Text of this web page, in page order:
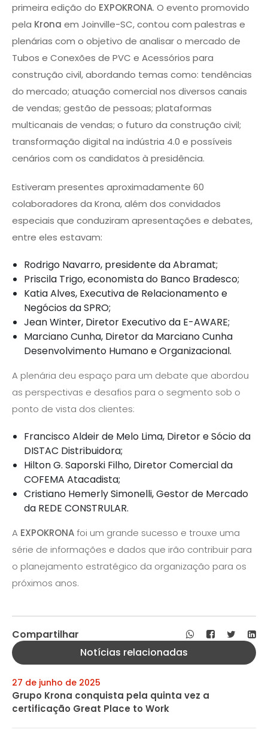
primeira edição do EXPOKRONA. O evento promovido
pela Krona em Joinville-SC, contou com palestras e
plenárias com o objetivo de analisar o mercado de
Tubos e Conexões de PVC e Acessórios para
construção civil, abordando temas como: tendências
do mercado; atuação comercial nos diversos canais
de vendas; gestão de pessoas; plataformas
multicanais de vendas; o futuro da construção civil;
transformação digital na indústria 4.0 e possíveis
cenários com os candidatos à presidência.
Estiveram presentes aproximadamente 60
colaboradores da Krona, além dos convidados
especiais que conduziram apresentações e debates,
entre eles estavam:
Rodrigo Navarro, presidente da Abramat;
Priscila Trigo, economista do Banco Bradesco;
Katia Alves, Executiva de Relacionamento e
Negócios da SPRO;
Jean Winter, Diretor Executivo da E-AWARE;
Marciano Cunha, Diretor da Marciano Cunha
Desenvolvimento Humano e Organizacional.
A plenária deu espaço para um debate que abordou
as perspectivas e desafios para o segmento sob o
ponto de vista dos clientes:
Francisco Aldeir de Melo Lima, Diretor e Sócio da
DISTAC Distribuidora;
Hilton G. Saporski Filho, Diretor Comercial da
COFEMA Atacadista;
Cristiano Hemerly Simonelli, Gestor de Mercado
da REDE CONSTRULAR.
A EXPOKRONAfoi um grande sucesso e trouxe uma
série de informações e dados que irão contribuir para
o planejamento estratégico da organização para os
próximos anos.
Compartilhar
Notícias relacionadas
27 de junho de 2025
Grupo Krona conquista pela quinta vez a
certificação Great Place to Work